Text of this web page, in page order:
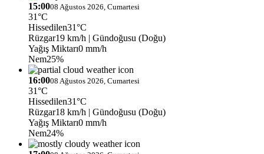
15:0008 Ağustos 2026, Cumartesi
31°C
Hissedilen31°C
Rüzgar19 km/h | Gündoğusu (Doğu)
Yağış Miktarı0 mm/h
Nem25%
16:0008 Ağustos 2026, Cumartesi
31°C
Hissedilen31°C
Rüzgar18 km/h | Gündoğusu (Doğu)
Yağış Miktarı0 mm/h
Nem24%